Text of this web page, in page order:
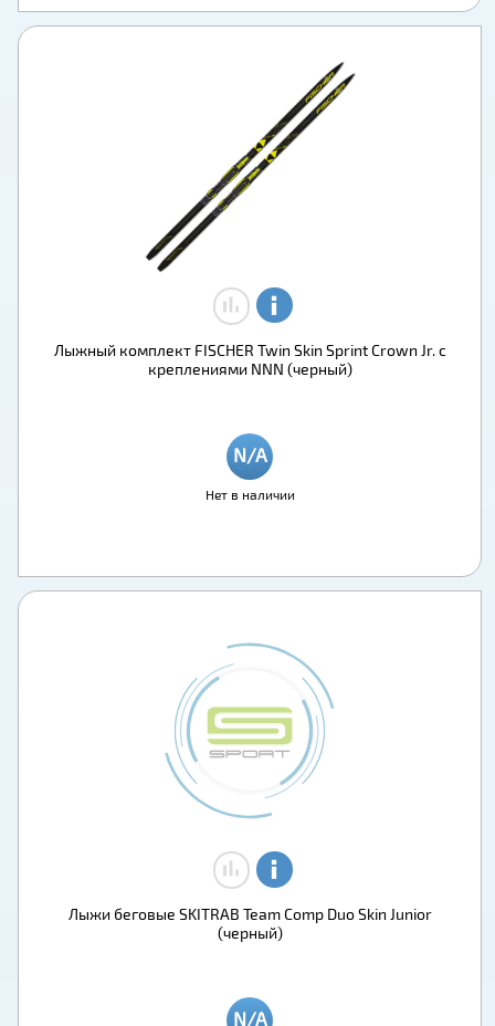
Лыжный комплект FISCHER Twin Skin Sprint Crown Jr. с
креплениями NNN (черный)
Нет в наличии
Лыжи беговые SKITRAB Team Comp Duo Skin Junior
(черный)